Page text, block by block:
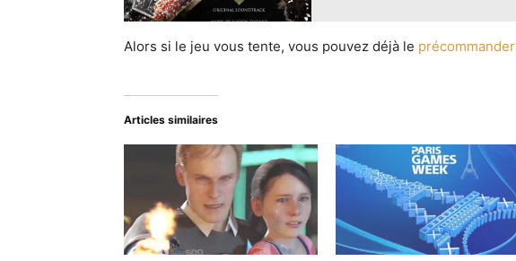
Alors si le jeu vous tente, vous pouvez déjà le précommander
Articles similaires